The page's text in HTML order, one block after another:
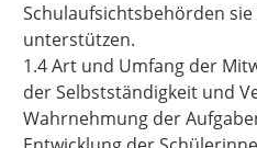
Schulaufsichtsbehörden
unterstützen.
1.4 Art und Umfang der
der Selbstständigkeit und
Wahrnehmung der